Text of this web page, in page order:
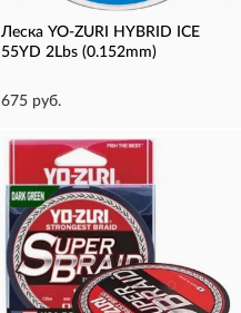
Леска YO-ZURI HYBRID ICE
55YD 2Lbs (0.152mm)
675 руб.